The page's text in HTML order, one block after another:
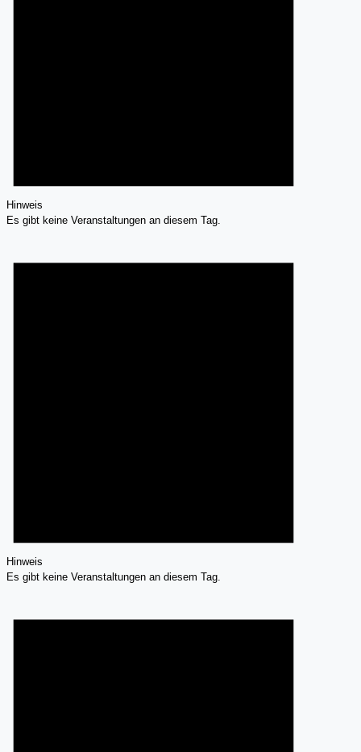
Hinweis
Es gibt keine Veranstaltungen an diesem Tag.
Hinweis
Es gibt keine Veranstaltungen an diesem Tag.